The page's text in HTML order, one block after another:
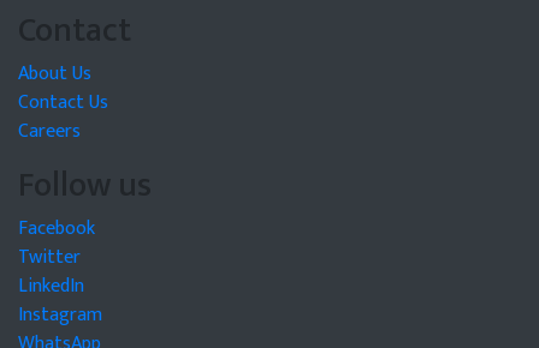
Contact
About Us
Contact Us
Careers
Follow us
Facebook
Twitter
LinkedIn
Instagram